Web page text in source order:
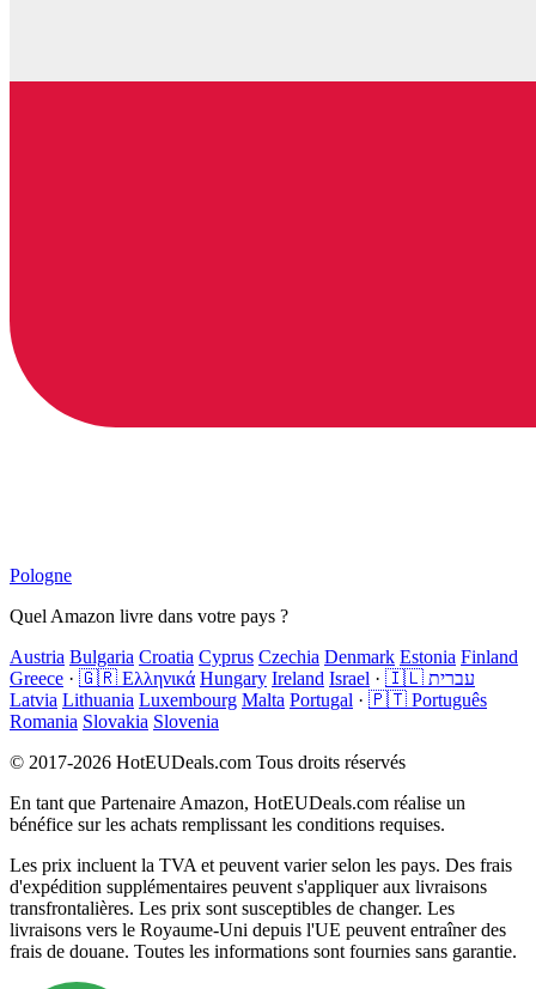
Pologne
Quel Amazon livre dans votre pays ?
Austria Bulgaria Croatia Cyprus Czechia Denmark Estonia Finland
Greece · 🇬🇷 Ελληνικά Hungary Ireland Israel ·
🇮🇱 עברית
Latvia Lithuania Luxembourg Malta Portugal · 🇵🇹 Português
Romania Slovakia Slovenia
© 2017-2026 HotEUDeals.com Tous droits réservés
En tant que Partenaire Amazon, HotEUDeals.com réalise un
bénéfice sur les achats remplissant les conditions requises.
Les prix incluent la TVA et peuvent varier selon les pays. Des frais
d'expédition supplémentaires peuvent s'appliquer aux livraisons
transfrontalières. Les prix sont susceptibles de changer. Les
livraisons vers le Royaume-Uni depuis l'UE peuvent entraîner des
frais de douane. Toutes les informations sont fournies sans garantie.